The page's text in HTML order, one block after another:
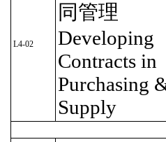
L4-02
同管理
Developing
Contracts in
Purchasing
Supply